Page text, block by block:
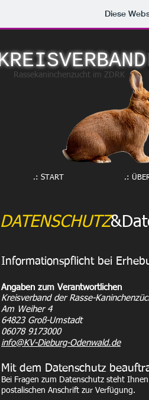
Diese
Rassekaninchenzucht im ZDRK
.: START .:
DATENSCHUTZ
Informationspflicht bei
Angaben zum Verantwortlichen
Kreisverband der Rasse-
Am Weiher 4
64823 Groß-Umstadt
06078 9173000
info@KV-Dieburg-Odenwald.de
Mit dem Datenschutz
Bei Fragen zum Datenschutz steht
postalischen Anschrift zur Verfügung.